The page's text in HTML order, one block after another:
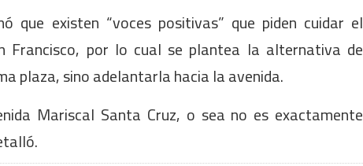
que existen “voces positivas” que piden cuidar el
Francisco, por lo cual se plantea la alternativa de
plaza, sino adelantarla hacia la avenida.
Mariscal Santa Cruz, o sea no es exactamente